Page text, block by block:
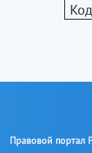
Правовой портал